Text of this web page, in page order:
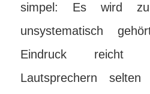
simpel: Es wird
unsystematisch
Eindruck reicht
Lautsprechern